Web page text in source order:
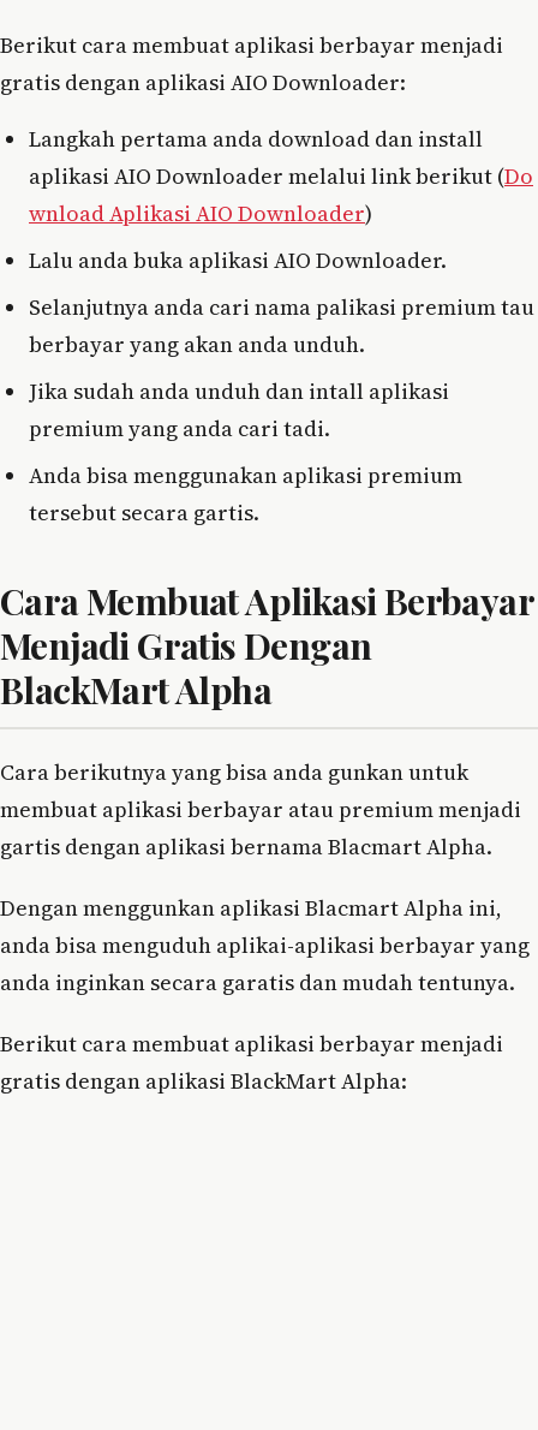
Berikut cara membuat aplikasi berbayar menjadi
gratis dengan aplikasi AIO Downloader:
Langkah pertama anda download dan install
aplikasi AIO Downloader melalui link berikut (Do
wnload Aplikasi AIO Downloader)
Lalu anda buka aplikasi AIO Downloader.
Selanjutnya anda cari nama palikasi premium tau
berbayar yang akan anda unduh.
Jika sudah anda unduh dan intall aplikasi
premium yang anda cari tadi.
Anda bisa menggunakan aplikasi premium
tersebut secara gartis.
Cara Membuat Aplikasi Berbayar
Menjadi Gratis Dengan
BlackMart Alpha
Cara berikutnya yang bisa anda gunkan untuk
membuat aplikasi berbayar atau premium menjadi
gartis dengan aplikasi bernama Blacmart Alpha.
Dengan menggunkan aplikasi Blacmart Alpha ini,
anda bisa menguduh aplikai-aplikasi berbayar yang
anda inginkan secara garatis dan mudah tentunya.
Berikut cara membuat aplikasi berbayar menjadi
gratis dengan aplikasi BlackMart Alpha: